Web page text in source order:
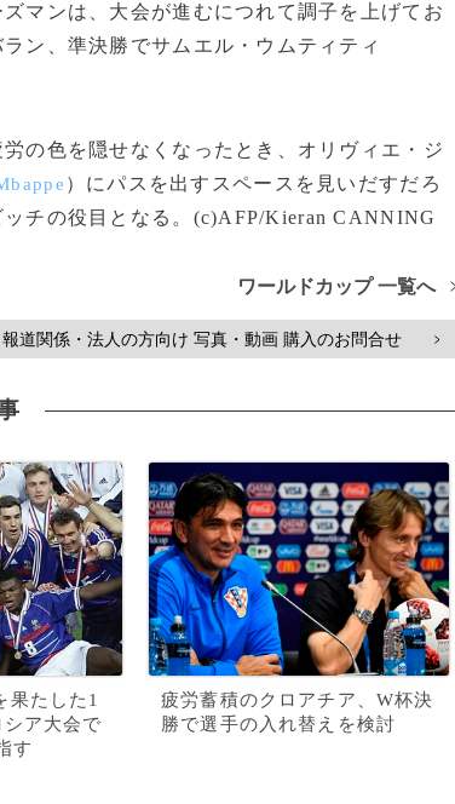
マンは、大会が進むにつれて調子を上げてお
ン、準決勝でサムエル・ウムティティ
の色を隠せなくなったとき、オリヴィエ・ジ
）にパスを出すスペースを見いだすだろ
チの役目となる。(c)AFP/Kieran CANNING
ワールドカップ 一覧へ
報道関係・法人の方向け 写真・動画 購入のお問合せ >
果たした1
ア大会で
す
疲労蓄積のクロアチア、W杯決
勝で選手の入れ替えを検討